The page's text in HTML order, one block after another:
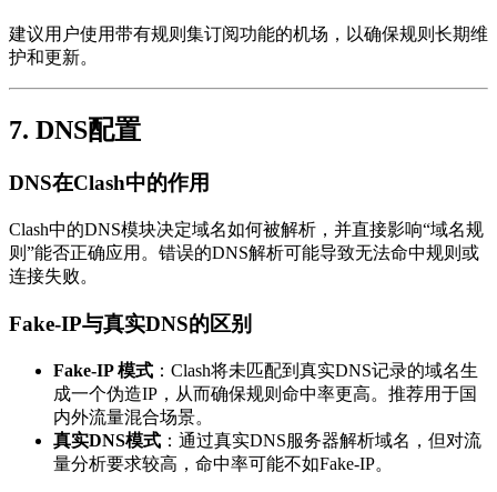
建议用户使用带有规则集订阅功能的机场，以确保规则长期维
护和更新。
7. DNS配置
DNS在Clash中的作用
Clash中的DNS模块决定域名如何被解析，并直接影响“域名规
则”能否正确应用。错误的DNS解析可能导致无法命中规则或
连接失败。
Fake-IP与真实DNS的区别
Fake-IP 模式 ：Clash将未匹配到真实DNS记录的域名生
成一个伪造IP，从而确保规则命中率更高。推荐用于国
内外流量混合场景。
真实DNS模式 ：通过真实DNS服务器解析域名，但对流
量分析要求较高，命中率可能不如Fake-IP。